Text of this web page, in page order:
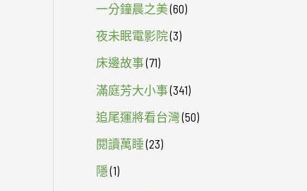
一分鐘晨之美(60)
夜未眠電影院(3)
床邊故事(71)
滿庭芳大小事(341)
追尾運將看台灣(50)
閱讀萬睡(23)
隱(1)